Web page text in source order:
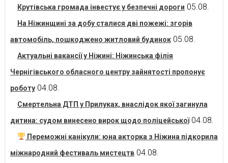
Крутівська громада інвестує у безпечні дороги 05.08.
На Ніжинщині за добу сталися дві пожежі: згорів
автомобіль, пошкоджено житловий будинок 05.08.
Актуальні вакансії у Ніжині: Ніжинська філія
Чернігівського обласного центру зайнятості пропонує
роботу 04.08.
Смертельна ДТП у Прилуках, внаслідок якої загинула
дитина: судом винесено вирок щодо поліцейської 04.08.
Переможні канікули: юна акторка з Ніжина підкорила
міжнародний фестиваль мистецтв 04.08.